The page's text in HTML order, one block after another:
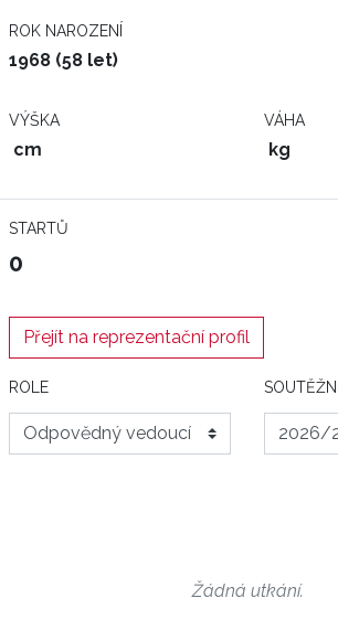
ROK NAROZENÍ
1968 (58 let)
VÝŠKA
cm
VÁHA
kg
STARTŮ
0
Přejít na reprezentační profil
ROLE
Žádná utkání.